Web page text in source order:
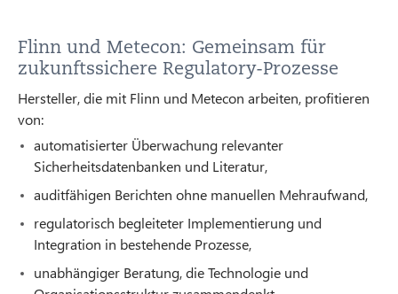
Flinn und Metecon: Gemeinsam für
zukunftssichere Regulatory-Prozesse
Hersteller, die mit Flinn und Metecon arbeiten, profitieren
von:
automatisierter Überwachung relevanter
Sicherheitsdatenbanken und Literatur,
auditfähigen Berichten ohne manuellen Mehraufwand,
regulatorisch begleiteter Implementierung und
Integration in bestehende Prozesse,
unabhängiger Beratung, die Technologie und